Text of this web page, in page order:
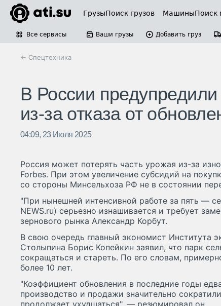
ГрузыПоиск грузов МашиныПоиск
Все сервисы Ваши грузы Добавить груз
← Спецтехника
В России
из-за отказа от
04:09, 23 Июля 2025
Россия может потерять часть урожая из-за
Forbes. При этом увеличение субсидий на
со стороны Минсельхоза РФ не в состоянии
"При нынешней интенсивной работе за пять —
NEWS.ru) серьезно изнашивается и требует
зернового рынка Александр Корбут.
В свою очередь главный экономист Института
Столыпина Борис Копейкин заявил, что парк
сокращаться и стареть. По его словам,
более 10 лет.
"Коэффициент обновления в последние годы
производство и продажи значительно